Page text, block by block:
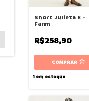
Short Julieta E -
Farm
R$258,90
COMPRAR
1em estoque